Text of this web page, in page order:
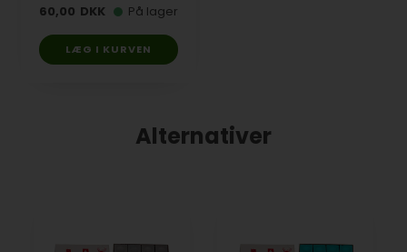
60,00 DKK På lager
LÆG I KURVEN
Alternativer